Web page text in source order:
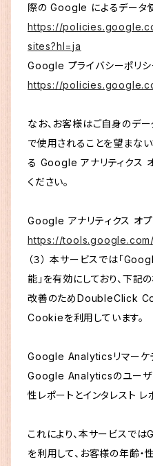
際の Google によるデータ
https://
sites?hl=ja
Google プライバシーポリシ
https://
なお、お客様はご自身のデ
で使用されることを望まな
る Google アナリティクス
ください。
Google アナリティクス オプ
https://
（３） 本サービスでは「
能」を有効にしており、下記
改善のためDoubleClick
Cookieを利用しています。
Google Analyticsリマーケ
Google Analyticsのユーザ
性レポートとインタレスト レ
これにより、本サービス
を利用して、お客様の年齢・